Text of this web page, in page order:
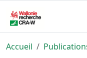
Accueil